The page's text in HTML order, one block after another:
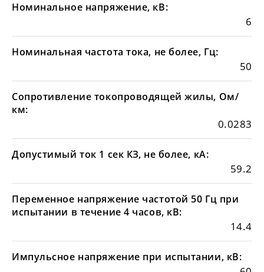
Номинальное напряжение, кВ:
6
Номинальная частота тока, не более, Гц:
50
Сопротивление токопроводящей жилы, Ом/
км:
0.0283
Допустимый ток 1 сек КЗ, не более, кА:
59.2
Переменное напряжение частотой 50 Гц при
испытании в течение 4 часов, кВ:
14.4
Импульсное напряжение при испытании, кВ: